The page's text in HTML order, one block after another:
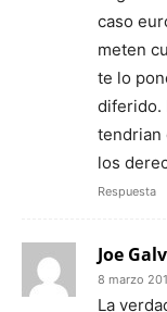
caso
meten
te lo
diferido.
tendrian
los
Respuesta
Joe
8 marzo
La